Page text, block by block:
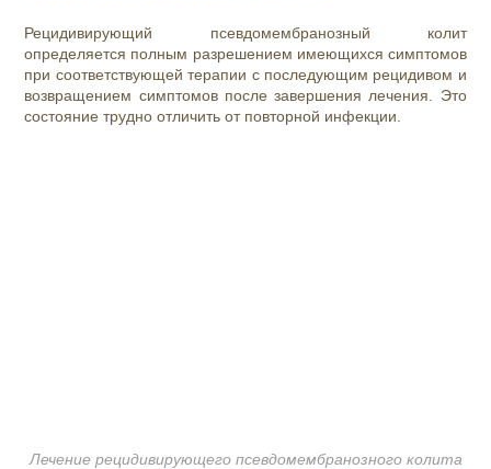
Рецидивирующий псевдомембранозный колит
определяется полным разрешением имеющихся симптомов
при соответствующей терапии с последующим рецидивом и
возвращением симптомов после завершения лечения. Это
состояние трудно отличить от повторной инфекции.
Лечение рецидивирующего псевдомембранозного колита